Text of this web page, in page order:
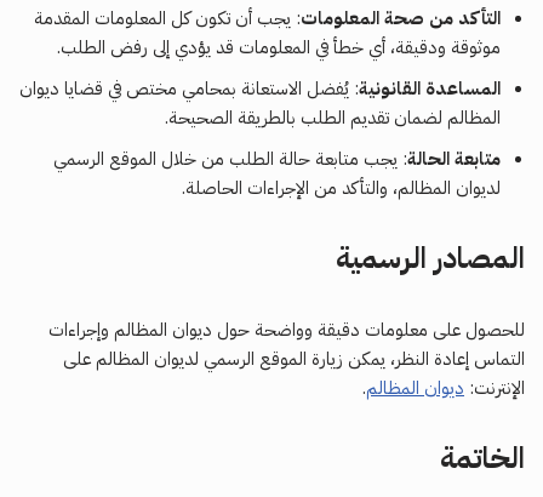
التأكد من صحة المعلومات: يجب أن تكون كل المعلومات المقدمة
موثوقة ودقيقة، أي خطأ في المعلومات قد يؤدي إلى رفض الطلب.
المساعدة القانونية: يُفضل الاستعانة بمحامي مختص في قضايا ديوان
المظالم لضمان تقديم الطلب بالطريقة الصحيحة.
متابعة الحالة: يجب متابعة حالة الطلب من خلال الموقع الرسمي
لديوان المظالم، والتأكد من الإجراءات الحاصلة.
المصادر الرسمية
للحصول على معلومات دقيقة وواضحة حول ديوان المظالم وإجراءات
التماس إعادة النظر، يمكن زيارة الموقع الرسمي لديوان المظالم على
الإنترنت: ديوان المظالم.
الخاتمة